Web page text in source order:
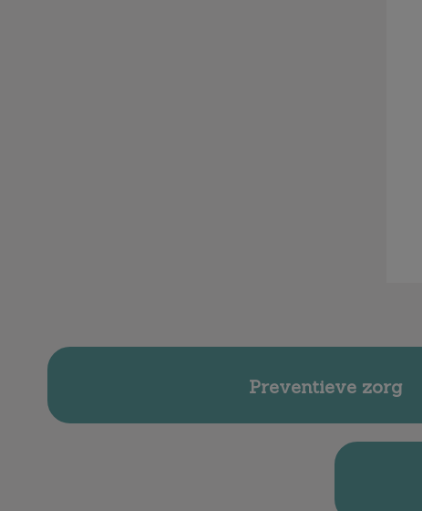
Preventieve zorg